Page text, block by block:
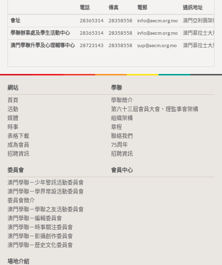
電話 傳真 電郵 通訊地址
會址 28365314 28358558 info@aecm.org.mo 澳門亞利鴉架街9
學聯辦事處及學生活動中心 28365314 28358558 info@aecm.org.mo 澳門慕拉士大馬
澳門學聯升學及心理輔導中心 28723143 28358558 sup@aecm.org.mo 澳門慕拉士大馬
網站
首頁
活動
媒體
時事
表格下載
成為會員
招聘資訊
學聯
學聯簡介
第六十三屆會員大會、理監事會架構
組織架構
章程
聯絡我們
75周年
招聘資訊
委員會
澳門學聯－少年警訊活動委員會
澳門學聯－學界常設活動委員會
委員會簡介
澳門學聯－學聯之友活動委員會
澳門學聯－編輯委員會
澳門學聯－時事關注委員會
澳門學聯－影攝創作委員會
澳門學聯－歷史文化委員會
會員中心
場地介紹